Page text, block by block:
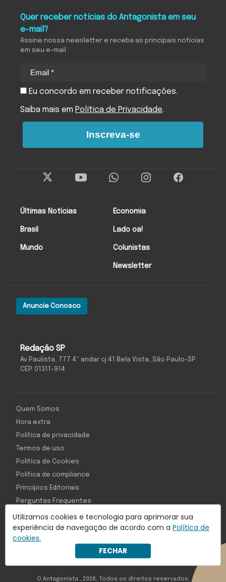
Utilizamos cookies e tecnologia para aprimorar sua
experiência de navegação de acordo com a Política de
cookies.
FECHAR
Redação SP
Av Paulista, 777 4º andar cj 41 Bela Vista, São Paulo-SP
CEP: 01311-914
Anuncie Conosco
Últimas Notícias
Brasil
Mundo
Economia
Lado oa!
Colunistas
Newsletter
Quer receber notícias do Antagonista em seu
e-mail?
Assine nossa newsletter e receba as principais notícias
em seu e-mail
Eu concordo em receber notificações.
Saiba mais em Política de Privacidade.
Inscreva-se
Com inteligência e tecnologia:
Object1ve - Marketing Solution
Quem Somos
Hora extra
Política de privacidade
Termos de uso
Política de Cookies
Política de compliance
Princípios Editoriais
Perguntas Frequentes
O Antagonista , 2026, Todos os direitos reservados,